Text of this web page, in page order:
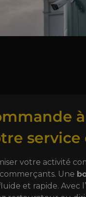
service
votre activité
Une
et rapide. Avec